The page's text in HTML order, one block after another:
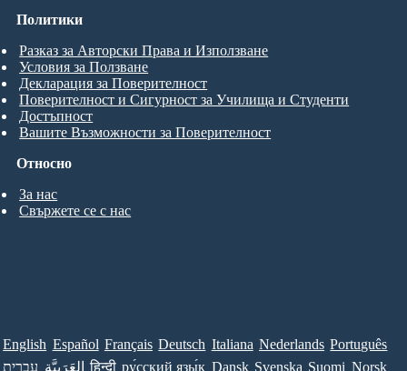
Относно
За нас
Свържете се с нас
Политики
Разказ за Авторски Права и Използване
Условия за Ползване
Декларация за Поверителност
Поверителност и Сигурност за Училища и Студенти
Достъпност
Вашите Възможности за Поверителност
English Español Français Deutsch Italiana Nederlands Português
עברית العَرَبِيَّة हिन्दी ру́сский язы́к Dansk Svenska Suomi Norsk